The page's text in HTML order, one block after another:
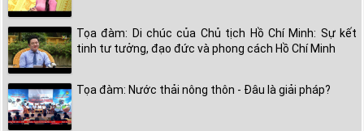
Tọa đàm: Di chúc của Chủ tịch Hồ Chí Minh: Sự kết
tinh tư tưởng, đạo đức và phong cách Hồ Chí Minh
Tọa đàm: Nước thải nông thôn - Đâu là giải pháp?